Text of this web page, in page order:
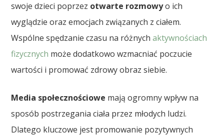
swoje dzieci poprzez otwarte rozmowyo ich
wyglądzie oraz emocjach związanych z ciałem.
Wspólne spędzanie czasu na różnychaktywnościach
fizycznych może dodatkowo wzmacniać poczucie
wartości i promować zdrowy obraz siebie.
Media społecznościowe mają ogromny wpływ na
sposób postrzegania ciała przez młodych ludzi.
Dlatego kluczowe jest promowanie pozytywnych